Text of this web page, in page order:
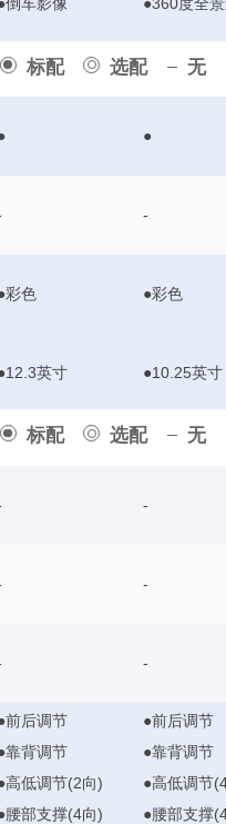
标配 选配 无
标配 选配 无
倒车影像 ●360度全
●
-
彩色 ●彩色
英寸 ●10.25英寸
-
-
-
前后调节
靠背调节
高低调节(2向)
腰部支撑(4向)
●前后调节
●靠背调节
●高低调节
●腰部支撑